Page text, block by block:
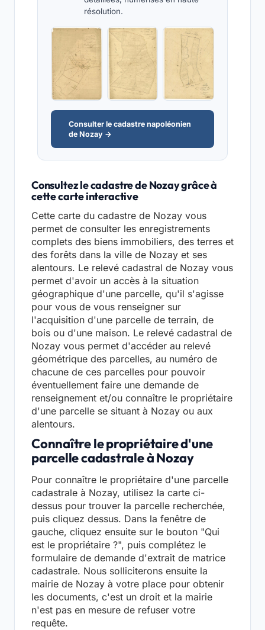
résolution.
Consulter le cadastre napoléonien
de Nozay →
Consultez le cadastre de Nozay grâce à
cette carte interactive
Cette carte du cadastre de Nozay vous
permet de consulter les enregistrements
complets des biens immobiliers, des terres et
des forêts dans la ville de Nozay et ses
alentours. Le relevé cadastral de Nozay vous
permet d'avoir un accès à la situation
géographique d'une parcelle, qu'il s'agisse
pour vous de vous renseigner sur
l'acquisition d'une parcelle de terrain, de
bois ou d'une maison. Le relevé cadastral de
Nozay vous permet d'accéder au relevé
géométrique des parcelles, au numéro de
chacune de ces parcelles pour pouvoir
éventuellement faire une demande de
renseignement et/ou connaître le propriétaire
d'une parcelle se situant à Nozay ou aux
alentours.
Connaître le propriétaire d'une
parcelle cadastrale à Nozay
Pour connaître le propriétaire d'une parcelle
cadastrale à Nozay, utilisez la carte ci-
dessus pour trouver la parcelle recherchée,
puis cliquez dessus. Dans la fenêtre de
gauche, cliquez ensuite sur le bouton "Qui
est le propriétaire ?", puis complétez le
formulaire de demande d'extrait de matrice
cadastrale. Nous solliciterons ensuite la
mairie de Nozay à votre place pour obtenir
les documents, c'est un droit et la mairie
n'est pas en mesure de refuser votre
requête.